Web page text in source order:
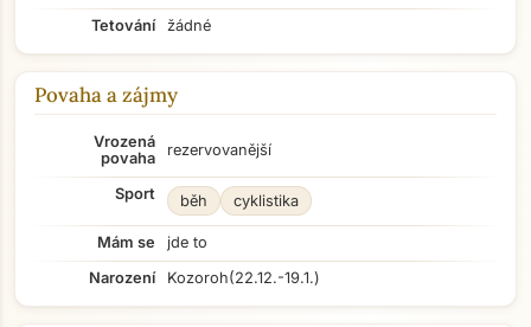
Tetování
žádné
Povaha a zájmy
Vrozená
povaha
rezervovanější
Sport běh cyklistika
Mám se
jde to
Narození
Kozoroh(22.12.-19.1.)